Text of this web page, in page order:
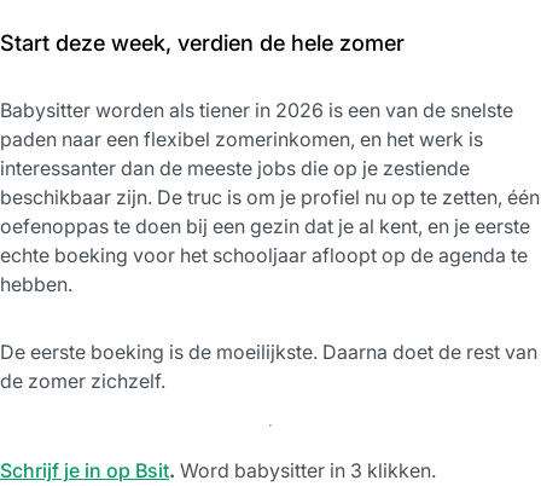
Start deze week, verdien de hele zomer
Babysitter worden als tiener in 2026 is een van de snelste
paden naar een flexibel zomerinkomen, en het werk is
interessanter dan de meeste jobs die op je zestiende
beschikbaar zijn. De truc is om je profiel nu op te zetten, één
oefenoppas te doen bij een gezin dat je al kent, en je eerste
echte boeking voor het schooljaar afloopt op de agenda te
hebben.
De eerste boeking is de moeilijkste. Daarna doet de rest van
de zomer zichzelf.
Schrijf je in op Bsit. Word babysitter in 3 klikken.